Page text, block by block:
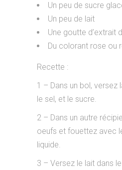
Un peu de sucre
Un peu de lait
Une goutte d’extrait
Du colorant rose ou
Recette :
1 – Dans un bol, versez
le sel, et le sucre.
2 – Dans un autre
oeufs et fouettez avec
liquide.
3 – Versez le lait dans